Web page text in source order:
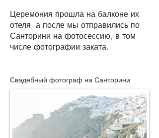
Церемония прошла на балконе их
отеля, а после мы отправились по
Санторини на фотосессию, в том
числе фотографии заката.
Свадебный фотограф на Санторини